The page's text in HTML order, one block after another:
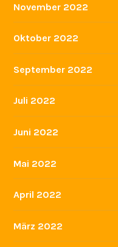
November 2022
Oktober 2022
September 2022
Juli 2022
Juni 2022
Mai 2022
April 2022
März 2022